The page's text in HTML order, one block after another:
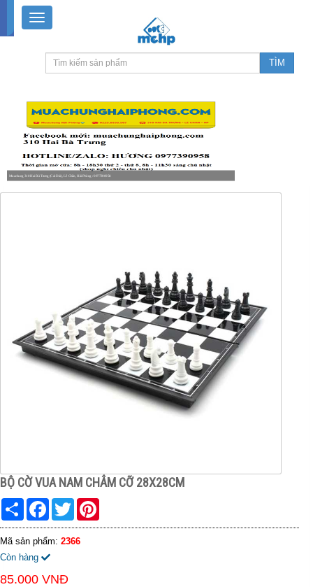
Muachung 310 Hai Bà Trưng (Cát Dài), Lê Chân, Hải Phòng / 0977390958
BỘ CỜ VUA NAM CHÂM CỠ 28X28CM
Share FacebookTwitter
Mã sản phẩm: 2366
Còn hàng
85.000 VNĐ